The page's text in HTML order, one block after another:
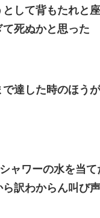
して背もたれと
死ぬかと思った
達した時のほう
ャワーの水を当て
訳わからん叫び